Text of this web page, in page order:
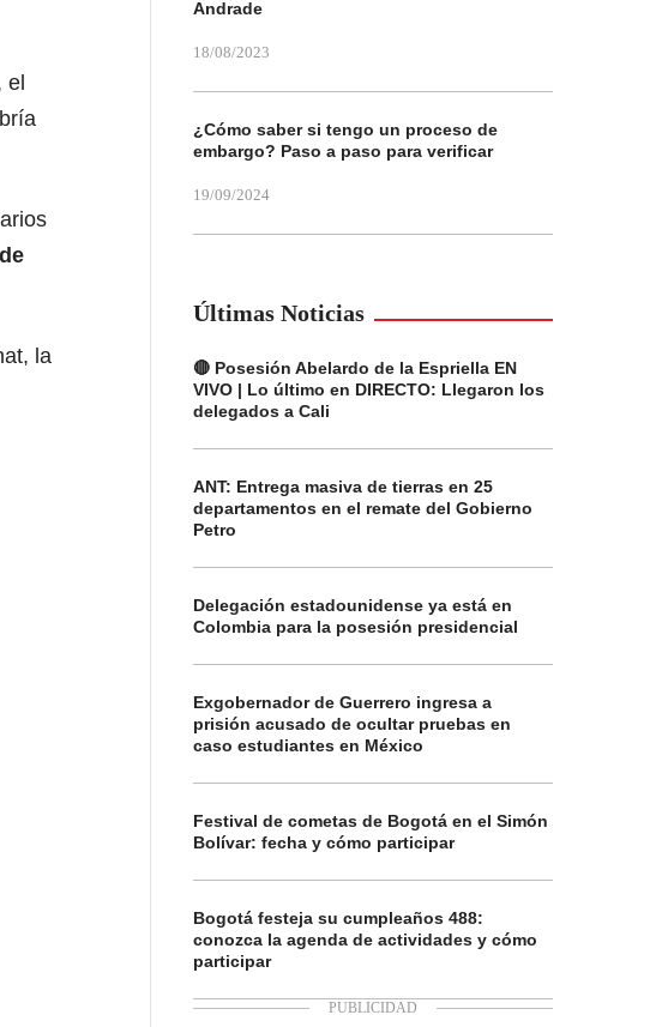
el
la
Andrade
18/08/2023
¿Cómo saber si tengo un proceso de
embargo? Paso a paso para verificar
19/09/2024
Últimas Noticias
🔴 Posesión Abelardo de la Espriella EN
VIVO | Lo último en DIRECTO: Llegaron los
delegados a Cali
ANT: Entrega masiva de tierras en 25
departamentos en el remate del Gobierno
Petro
Delegación estadounidense ya está en
Colombia para la posesión presidencial
Exgobernador de Guerrero ingresa a
prisión acusado de ocultar pruebas en
caso estudiantes en México
Festival de cometas de Bogotá en el Simón
Bolívar: fecha y cómo participar
Bogotá festeja su cumpleaños 488:
conozca la agenda de actividades y cómo
participar